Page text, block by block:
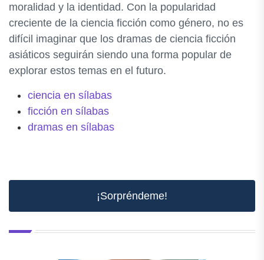
moralidad y la identidad. Con la popularidad
creciente de la ciencia ficción como género, no es
difícil imaginar que los dramas de ciencia ficción
asiáticos seguirán siendo una forma popular de
explorar estos temas en el futuro.
ciencia en sílabas
ficción en sílabas
dramas en sílabas
¡Sorpréndeme!